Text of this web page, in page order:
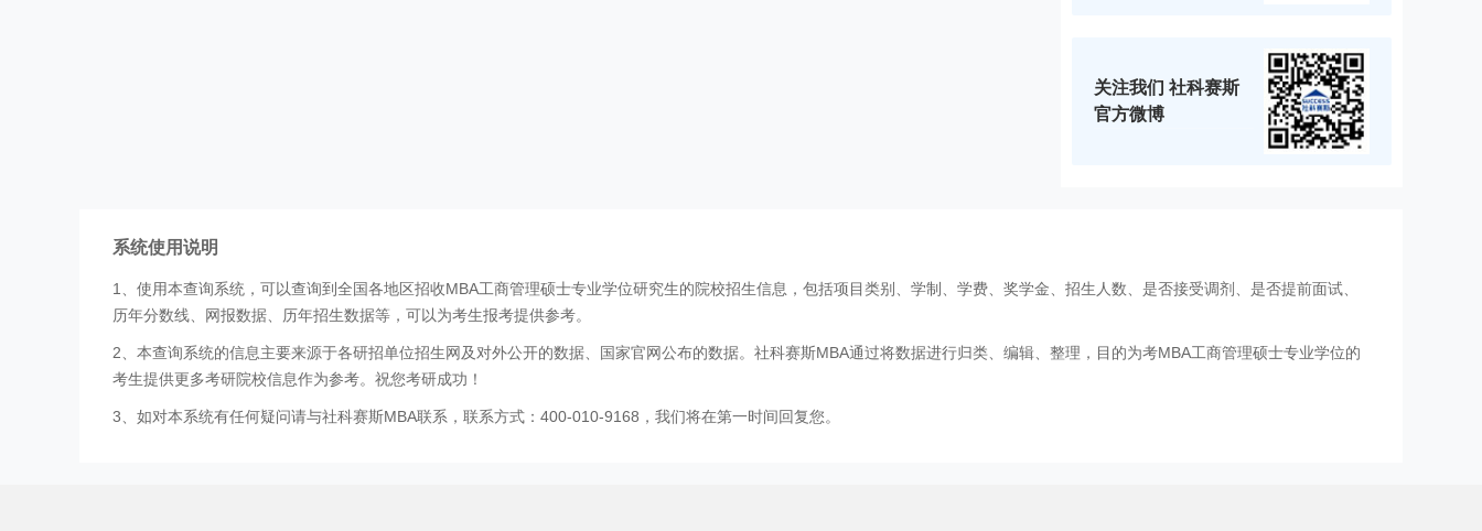
关注我们 社科赛斯
官方微博
系统使用说明
1、使用本查询系统，可以查询到全国各地区招收MBA工商管理硕士专业学位研究生的院校招生信息，包括项目类别、学制、学费、奖学金、招生人数、是否接受调剂、是否提前面试、
历年分数线、网报数据、历年招生数据等，可以为考生报考提供参考。
2、本查询系统的信息主要来源于各研招单位招生网及对外公开的数据、国家官网公布的数据。社科赛斯MBA通过将数据进行归类、编辑、整理，目的为考MBA工商管理硕士专业学位的
考生提供更多考研院校信息作为参考。祝您考研成功！
3、如对本系统有任何疑问请与社科赛斯MBA联系，联系方式：400-010-9168，我们将在第一时间回复您。